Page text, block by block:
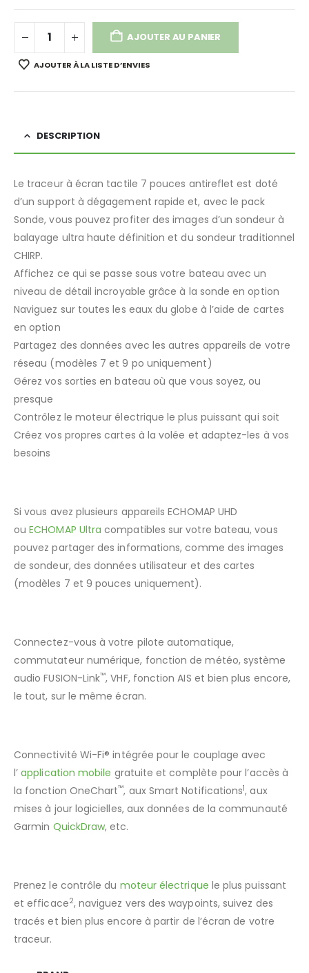
AJOUTER AU PANIER
AJOUTER À LA LISTE D’ENVIES
DESCRIPTION
Le traceur à écran tactile 7 pouces antireflet est doté
d’un support à dégagement rapide et, avec le pack
Sonde, vous pouvez profiter des images d’un sondeur à
balayage ultra haute définition et du sondeur traditionnel
CHIRP.
Affichez ce qui se passe sous votre bateau avec un
niveau de détail incroyable grâce à la sonde en option
Naviguez sur toutes les eaux du globe à l’aide de cartes
en option
Partagez des données avec les autres appareils de votre
réseau (modèles 7 et 9 po uniquement)
Gérez vos sorties en bateau où que vous soyez, ou
presque
Contrôlez le moteur électrique le plus puissant qui soit
Créez vos propres cartes à la volée et adaptez-les à vos
besoins
Si vous avez plusieurs appareils ECHOMAP UHD
ouECHOMAP Ultra compatibles sur votre bateau, vous
pouvez partager des informations, comme des images
de sondeur, des données utilisateur et des cartes
(modèles 7 et 9 pouces uniquement).
Connectez-vous à votre pilote automatique,
commutateur numérique, fonction de météo, système
audio FUSION-Link™, VHF, fonction AIS et bien plus encore,
le tout, sur le même écran.
Connectivité Wi-Fi® intégrée pour le couplage avec
l’application mobile gratuite et complète pour l’accès à
la fonction OneChart™, aux Smart Notifications1, aux
mises à jour logicielles, aux données de la communauté
Garmin QuickDraw, etc.
Prenez le contrôle du moteur électrique le plus puissant
et efficace2, naviguez vers des waypoints, suivez des
tracés et bien plus encore à partir de l’écran de votre
traceur.